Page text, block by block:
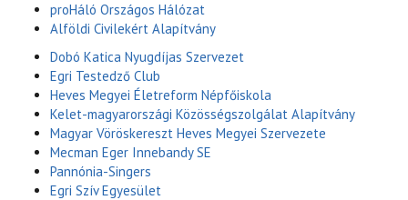
proHáló Országos Hálózat
Alföldi Civilekért Alapítvány
Dobó Katica Nyugdíjas Szervezet
Egri Testedző Club
Heves Megyei Életreform Népfőiskola
Kelet-magyarországi Közösségszolgálat Alapítvány
Magyar Vöröskereszt Heves Megyei Szervezete
Mecman Eger Innebandy SE
Pannónia-Singers
Egri Szív Egyesület